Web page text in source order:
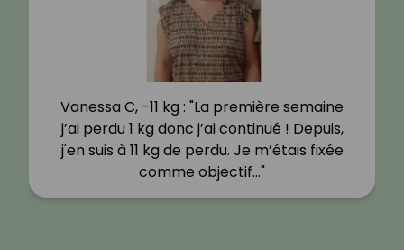
Vanessa C, -11 kg : "La première semaine
j’ai perdu 1 kg donc j’ai continué ! Depuis,
j'en suis à 11 kg de perdu. Je m’étais fixée
comme objectif…"